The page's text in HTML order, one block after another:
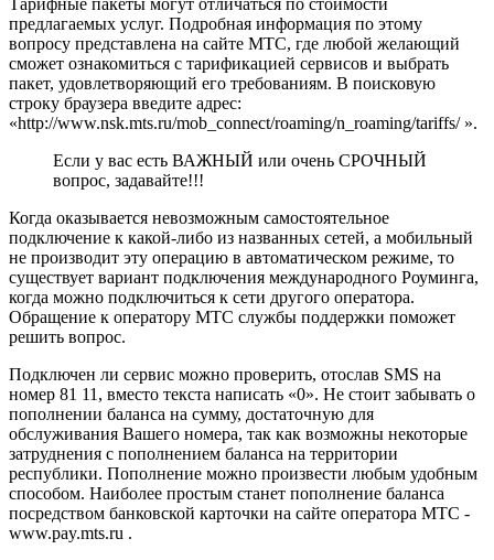
Тарифные пакеты могут отличаться по стоимости
предлагаемых услуг. Подробная информация по этому
вопросу представлена на сайте МТС, где любой желающий
сможет ознакомиться с тарификацией сервисов и выбрать
пакет, удовлетворяющий его требованиям. В поисковую
строку браузера введите адрес:
«http://www.nsk.mts.ru/mob_connect/roaming/n_roaming/tariffs/ ».
Если у вас есть ВАЖНЫЙ или очень СРОЧНЫЙ
вопрос, задавайте!!!
Когда оказывается невозможным самостоятельное
подключение к какой-либо из названных сетей, а мобильный
не производит эту операцию в автоматическом режиме, то
существует вариант подключения международного Роуминга,
когда можно подключиться к сети другого оператора.
Обращение к оператору МТС службы поддержки поможет
решить вопрос.
Подключен ли сервис можно проверить, отослав SMS на
номер 81 11, вместо текста написать «0». Не стоит забывать о
пополнении баланса на сумму, достаточную для
обслуживания Вашего номера, так как возможны некоторые
затруднения с пополнением баланса на территории
республики. Пополнение можно произвести любым удобным
способом. Наиболее простым станет пополнение баланса
посредством банковской карточки на сайте оператора МТС -
www.pay.mts.ru .